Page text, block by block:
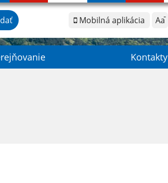
Mobilná aplikácia Aa
Kontakty